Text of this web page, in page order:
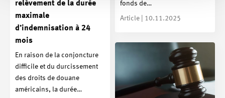
fonds de…
Article | 10.11.2025
relèvement de la durée
maximale
d’indemnisation à 24
mois
En raison de la conjoncture
difficile et du durcissement
des droits de douane
américains, la durée…